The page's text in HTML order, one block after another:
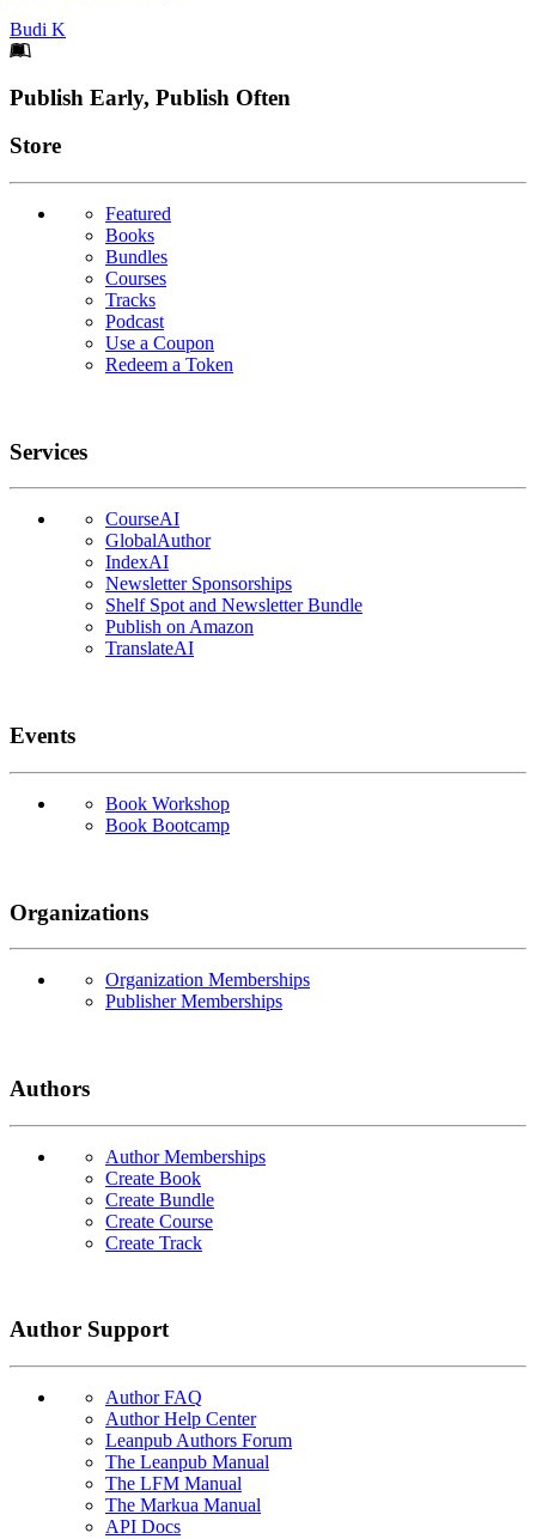
Budi K
Footer
Publish Early, Publish Often
Links
Store
Featured
Books
Bundles
Courses
Tracks
Podcast
Use a Coupon
Redeem a Token
Services
CourseAI
GlobalAuthor
IndexAI
Newsletter Sponsorships
Shelf Spot and Newsletter Bundle
Publish on Amazon
TranslateAI
Events
Book Workshop
Book Bootcamp
Organizations
Organization Memberships
Publisher Memberships
Authors
Author Memberships
Create Book
Create Bundle
Create Course
Create Track
Author Support
Author FAQ
Author Help Center
Leanpub Authors Forum
The Leanpub Manual
The LFM Manual
The Markua Manual
API Docs